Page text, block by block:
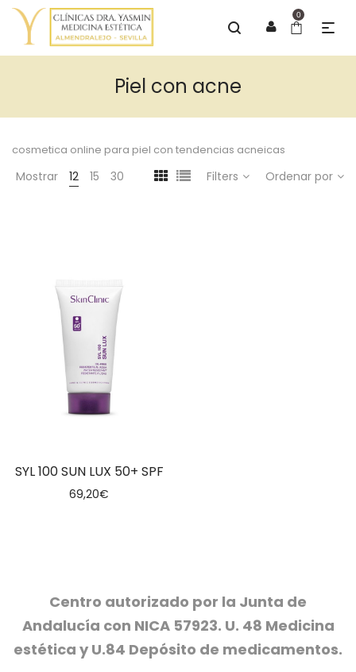
0
Piel con acne
cosmetica online para piel con tendencias acneicas
Mostrar 12 15 30 Filters Ordenar por
SYL 100 SUN LUX 50+ SPF
69,20€
Centro autorizado por la Junta de
Andalucía con NICA 57923. U. 48 Medicina
estética y U.84 Depósito de medicamentos.